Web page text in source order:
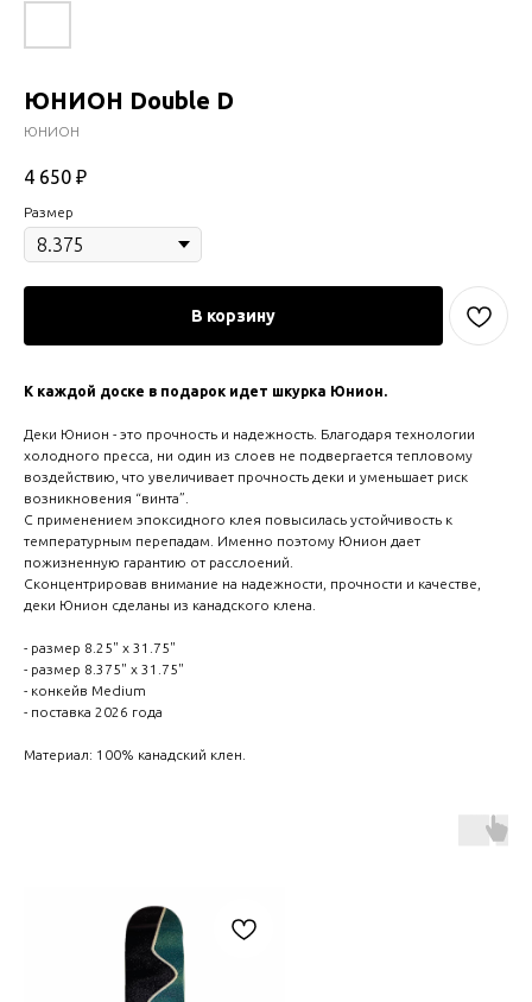
ЮНИОН Double D
ЮНИОН
4 650 ₽
Размер
В корзину
К каждой доске в подарок идет шкурка Юнион.
Деки Юнион - это прочность и надежность. Благодаря технологии
холодного пресса, ни один из слоев не подвергается тепловому
воздействию, что увеличивает прочность деки и уменьшает риск
возникновения “винта”.
С применением эпоксидного клея повысилась устойчивость к
температурным перепадам. Именно поэтому Юнион дает
пожизненную гарантию от расслоений.
Сконцентрировав внимание на надежности, прочности и качестве,
деки Юнион сделаны из канадского клена.
- размер 8.25" x 31.75"
- размер 8.375" x 31.75"
- конкейв Medium
- поставка 2026 года
Материал: 100% канадский клен.